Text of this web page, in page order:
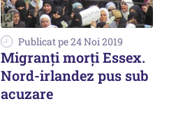
Publicat pe 24 Noi 2019
Migranți morți Essex.
Nord-irlandez pus sub
acuzare